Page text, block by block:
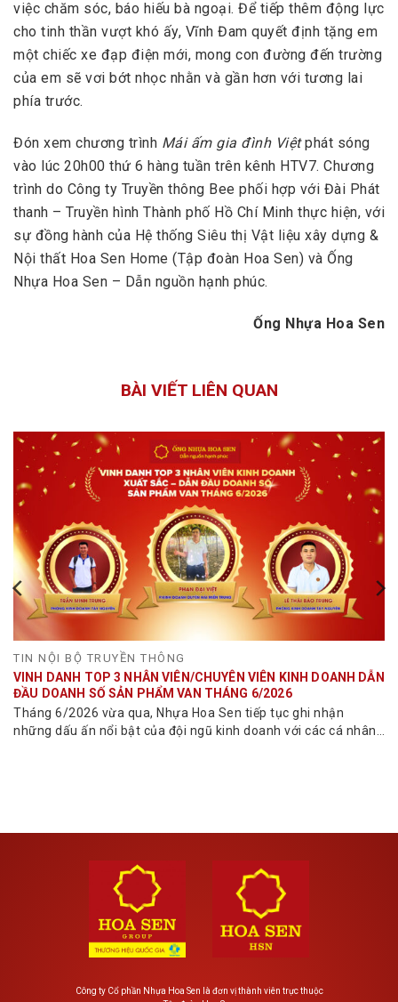
việc chăm sóc, báo hiếu bà ngoại. Để tiếp thêm động lực
cho tinh thần vượt khó ấy, Vĩnh Đam quyết định tặng em
một chiếc xe đạp điện mới, mong con đường đến trường
của em sẽ vơi bớt nhọc nhằn và gần hơn với tương lai
phía trước.
Đón xem chương trình Mái ấm gia đình Việtphát sóng
vào lúc 20h00 thứ 6 hàng tuần trên kênh HTV7. Chương
trình do Công ty Truyền thông Bee phối hợp với Đài Phát
thanh – Truyền hình Thành phố Hồ Chí Minh thực hiện, với
sự đồng hành của Hệ thống Siêu thị Vật liệu xây dựng &
Nội thất Hoa Sen Home (Tập đoàn Hoa Sen) và Ống
Nhựa Hoa Sen – Dẫn nguồn hạnh phúc.
Ống Nhựa Hoa Sen
BÀI VIẾT LIÊN QUAN
TIN NỘI BỘ TRUYỀN THÔNG
VINH DANH TOP 3 NHÂN VIÊN/CHUYÊN VIÊN KINH DOANH DẪN
ĐẦU DOANH SỐ SẢN PHẨM VAN THÁNG 6/2026
Tháng 6/2026 vừa qua, Nhựa Hoa Sen tiếp tục ghi nhận
những dấu ấn nổi bật của đội ngũ kinh doanh với các cá nhân
Công ty Cổ phần Nhựa Hoa Sen là đơn vị thành viên trực thuộc